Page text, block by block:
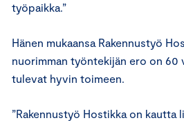
työpaikka.”
Hänen mukaansa Rakennustyö
nuorimman työntekijän ero on 60
tulevat hyvin toimeen.
”Rakennustyö Hostikka on kautta